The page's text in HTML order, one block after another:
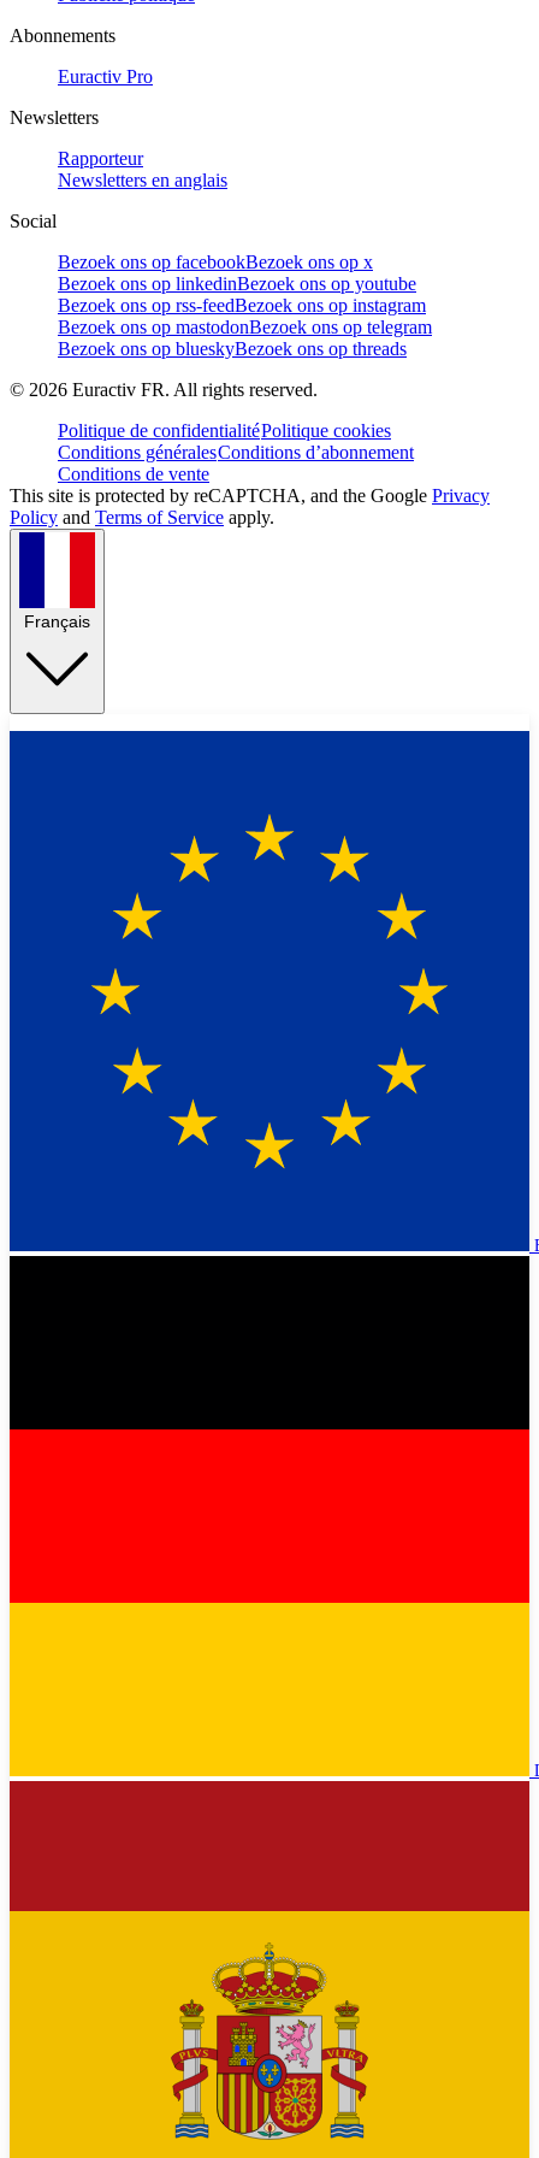
Abonnements
Euractiv Pro
Newsletters
Rapporteur
Newsletters en anglais
Social
Bezoek ons op facebookBezoek ons op x
Bezoek ons op linkedinBezoek ons op youtube
Bezoek ons op rss-feedBezoek ons op instagram
Bezoek ons op mastodonBezoek ons op telegram
Bezoek ons op blueskyBezoek ons op threads
© 2026 Euractiv FR. All rights reserved.
Politique de confidentialitéPolitique cookies
Conditions généralesConditions d’abonnement
Conditions de vente
This site is protected by reCAPTCHA, and the Google Privacy
Policy and Terms of Service apply.
Français